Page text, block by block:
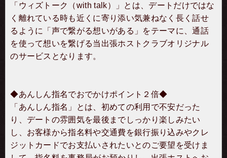
「ウィズトーク（with talk）」とは、デートだけではな
く離れている時も近くに寄り添い気兼ねなく長く話せ
るように「声で繋がる想いがある」をテーマに、通話
を使って想いを繋げる当出張ホストクラブオリジナル
のサービスとなります。
◆あんしん指名でおでかけポイント２倍◆
「あんしん指名」とは、初めての利用で不安だった
り、デートの雰囲気を最後までしっかり楽しみたい
し、お客様から指名料や交通費を銀行振り込みやクレ
ジットカードでお支払いされたいとのご要望を受けま